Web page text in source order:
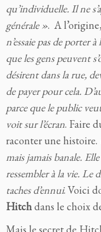
qu’individuelle. Il ne
générale ». A
n’essaie pas de porter
que les gens peuvent
désirent dans la rue,
de payer pour cela.
parce que le public
voit sur l’écran. Faire
raconter une histoire.
mais jamais banale.
ressembler à la vie. Le
taches d’ennui. Voici
Hitchdans le choix